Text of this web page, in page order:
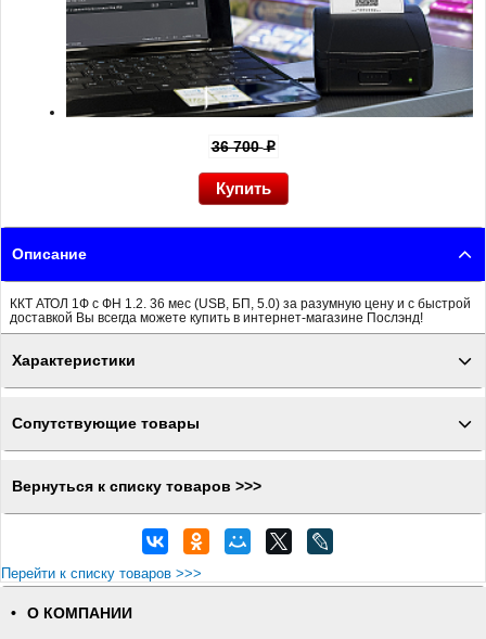
36 700p
Описание
ККТ АТОЛ 1Ф с ФН 1.2. 36 мес (USB, БП, 5.0) за разумную цену и с быстрой
доставкой Вы всегда можете купить в интернет-магазине Послэнд!
Характеристики
Сопутствующие товары
Вернуться к списку товаров >>>
Перейти к списку товаров >>>
О КОМПАНИИ